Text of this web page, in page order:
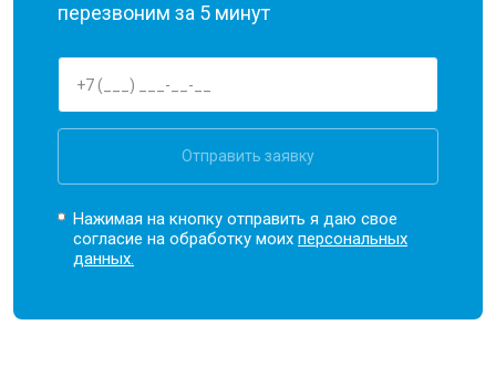
перезвоним за 5 минут
Отправить заявку
Нажимая на кнопку отправить я даю свое
согласие на обработку моихперсональных
данных.